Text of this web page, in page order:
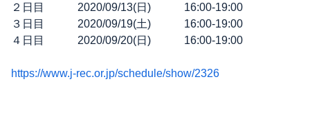
２日目 2020/09/13(日) 16:00-19:00
３日目 2020/09/19(土) 16:00-19:00
４日目 2020/09/20(日) 16:00-19:00
https://www.j-rec.or.jp/schedule/show/2326